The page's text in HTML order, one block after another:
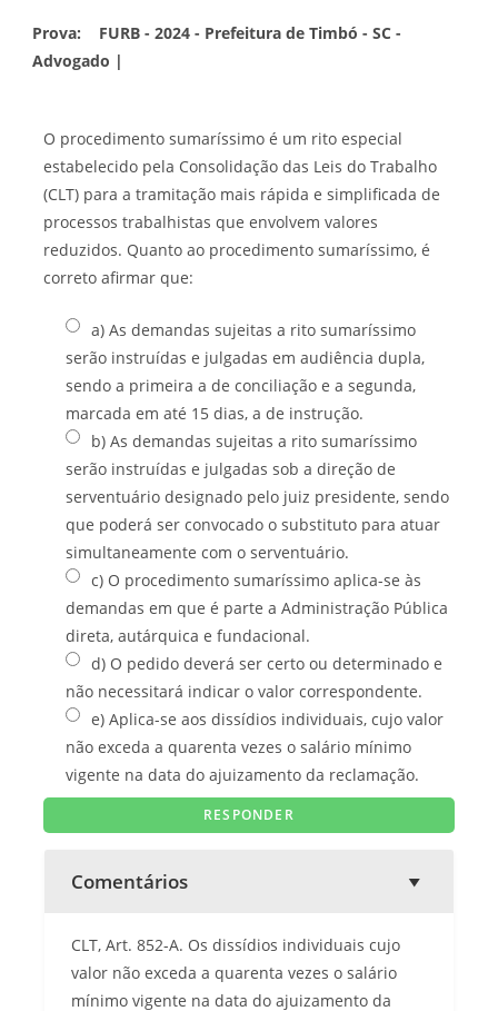
Prova:
FURB - 2024 - Prefeitura de Timbó - SC -
Advogado |
O procedimento sumaríssimo é um rito especial
estabelecido pela Consolidação das Leis do Trabalho
(CLT) para a tramitação mais rápida e simplificada de
processos trabalhistas que envolvem valores
reduzidos. Quanto ao procedimento sumaríssimo, é
correto afirmar que:
a) As demandas sujeitas a rito sumaríssimo
serão instruídas e julgadas em audiência dupla,
sendo a primeira a de conciliação e a segunda,
marcada em até 15 dias, a de instrução.
b) As demandas sujeitas a rito sumaríssimo
serão instruídas e julgadas sob a direção de
serventuário designado pelo juiz presidente, sendo
que poderá ser convocado o substituto para atuar
simultaneamente com o serventuário.
c) O procedimento sumaríssimo aplica-se às
demandas em que é parte a Administração Pública
direta, autárquica e fundacional.
d) O pedido deverá ser certo ou determinado e
não necessitará indicar o valor correspondente.
e) Aplica-se aos dissídios individuais, cujo valor
não exceda a quarenta vezes o salário mínimo
vigente na data do ajuizamento da reclamação.
Comentários
CLT, Art. 852-A. Os dissídios individuais cujo
valor não exceda a quarenta vezes o salário
mínimo vigente na data do ajuizamento da